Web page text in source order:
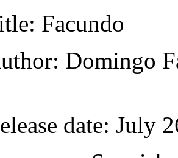
: Facundo
: Domingo
date: July